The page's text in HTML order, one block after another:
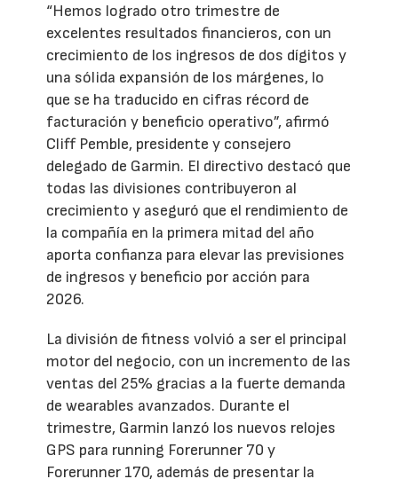
“Hemos logrado otro trimestre de
excelentes resultados financieros, con un
crecimiento de los ingresos de dos dígitos y
una sólida expansión de los márgenes, lo
que se ha traducido en cifras récord de
facturación y beneficio operativo”, afirmó
Cliff Pemble, presidente y consejero
delegado de Garmin. El directivo destacó que
todas las divisiones contribuyeron al
crecimiento y aseguró que el rendimiento de
la compañía en la primera mitad del año
aporta confianza para elevar las previsiones
de ingresos y beneficio por acción para
2026.
La división de fitness volvió a ser el principal
motor del negocio, con un incremento de las
ventas del 25% gracias a la fuerte demanda
de wearables avanzados. Durante el
trimestre, Garmin lanzó los nuevos relojes
GPS para running Forerunner 70 y
Forerunner 170, además de presentar la